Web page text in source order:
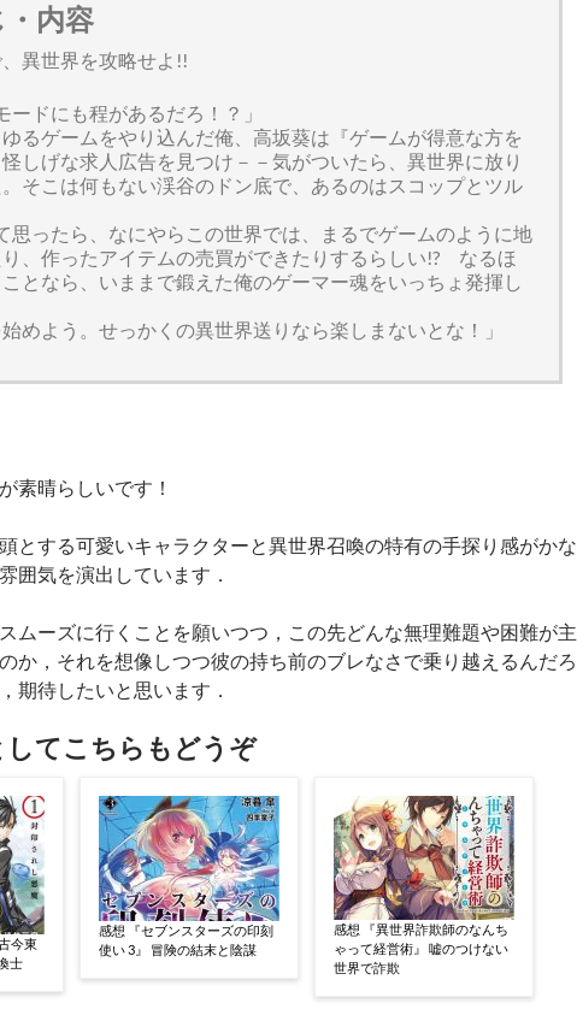
内容
異世界を攻略せよ!!
ードにも程があるだろ！？」
るゲームをやり込んだ俺、高坂葵は『ゲームが得意な方を
しげな求人広告を見つけ－－気がついたら、異世界に放り
そこは何もない渓谷のドン底で、あるのはスコップとツル
ったら、なにやらこの世界では、まるでゲームのように地
、作ったアイテムの売買ができたりするらしい!? なるほ
となら、いままで鍛えた俺のゲーマー魂をいっちょ発揮し
始めよう。せっかくの異世界送りなら楽しまないとな！」
素晴らしいです！
とする可愛いキャラクターと異世界召喚の特有の手探り感がかな
囲気を演出しています．
ムーズに行くことを願いつつ，この先どんな無理難題や困難が主
か，それを想像しつつ彼の持ち前のブレなさで乗り越えるんだろ
期待したいと思います．
てこちらもどうぞ
今東
士
感想 『セブンスターズの印刻
使い 3』 冒険の結末と陰謀
感想 『異世界詐欺師のなんち
ゃって経営術』 嘘のつけない
世界で詐欺